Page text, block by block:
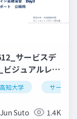
デザイン思考
サービスデ
ビジュアルレポ
公開用
高知大学 サービス
Jun Suto 1.4K